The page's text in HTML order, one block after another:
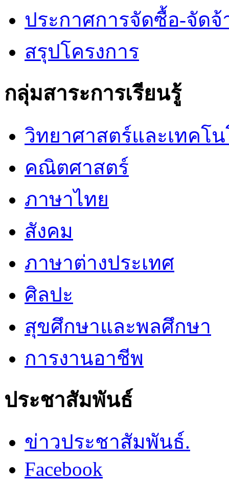
ประกาศการจัดซื้อ-จัดจ้
สรุปโครงการ
กลุ่มสาระการเรียนรู้
วิทยาศาสตร์และเทคโ
คณิตศาสตร์
ภาษาไทย
สังคม
ภาษาต่างประเทศ
ศิลปะ
สุขศึกษาและพลศึกษา
การงานอาชีพ
ประชาสัมพันธ์
ข่าวประชาสัมพันธ์.
Facebook